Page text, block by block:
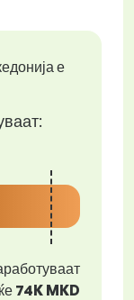
е
74K MKD